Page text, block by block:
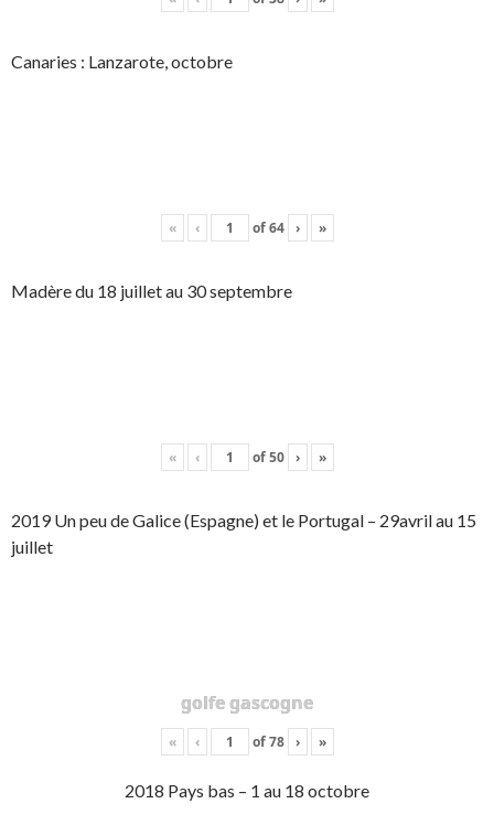
Canaries : Lanzarote, octobre
« ‹ of64 › »
Madère du 18 juillet au 30 septembre
« ‹ of50 › »
2019 Un peu de Galice (Espagne) et le Portugal – 29avril au 15
juillet
golfe gascogne
« ‹ of78 › »
2018 Pays bas – 1 au 18 octobre